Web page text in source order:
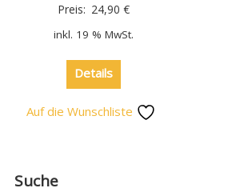
Preis: 24,90 €
inkl. 19 % MwSt.
Details
Auf die Wunschliste
Suche